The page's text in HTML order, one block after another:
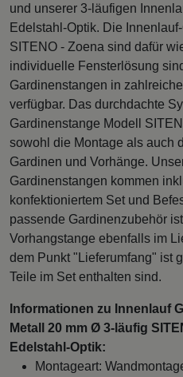
und unserer 3-läufigen
Edelstahl-Optik. Die
SITENO - Zoena sind dafür
individuelle Fensterlösung
Gardinenstangen in
verfügbar. Das durchdachte
Gardinenstange Modell
sowohl die Montage als auch
Gardinen und Vorhänge.
Gardinenstangen kommen
konfektioniertem Set und
passende Gardinenzubehör
Vorhangstange ebenfalls im
dem Punkt "Lieferumfang" ist
Teile im Set enthalten sind.
Informationen zu Innenlauf
Metall 20 mm Ø 3-läufig
Edelstahl-Optik:
Montageart: